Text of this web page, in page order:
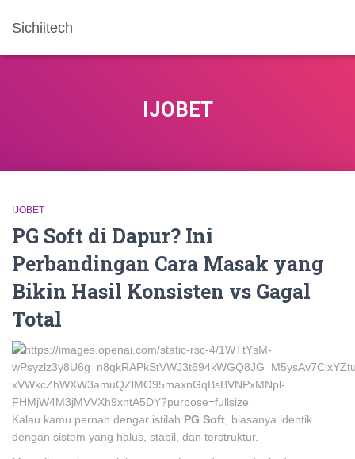
Sichiitech
IJOBET
IJOBET
PG Soft di Dapur? Ini
Perbandingan Cara Masak yang
Bikin Hasil Konsisten vs Gagal
Total
Kalau kamu pernah dengar istilah PG Soft , biasanya identik
dengan sistem yang halus, stabil, dan terstruktur.